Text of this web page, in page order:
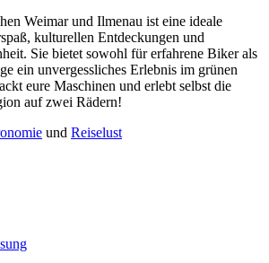
Weimar und Ilmenau ist eine ideale
kulturellen Entdeckungen und
Sie bietet sowohl für erfahrene Biker als
ein unvergessliches Erlebnis im grünen
eure Maschinen und erlebt selbst die
auf zwei Rädern!
und Reiselust